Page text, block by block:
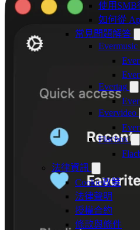
使用SMB
如何從
常見問題解答
Evermusic
Evertag
Evervideo
Flacbox
法律資訊
Cookie政策
法律聲明
授權合約
條款與條件